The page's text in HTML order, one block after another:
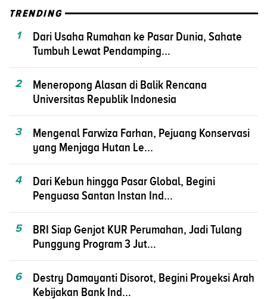
TRENDING
1
Dari Usaha Rumahan ke Pasar Dunia, Sahate
Tumbuh Lewat Pendamping...
2
Meneropong Alasan di Balik Rencana
Universitas Republik Indonesia
3
Mengenal Farwiza Farhan, Pejuang Konservasi
yang Menjaga Hutan Le...
4
Dari Kebun hingga Pasar Global, Begini
Penguasa Santan Instan Ind...
5
BRI Siap Genjot KUR Perumahan, Jadi Tulang
Punggung Program 3 Jut...
6
Destry Damayanti Disorot, Begini Proyeksi Arah
Kebijakan Bank Ind...